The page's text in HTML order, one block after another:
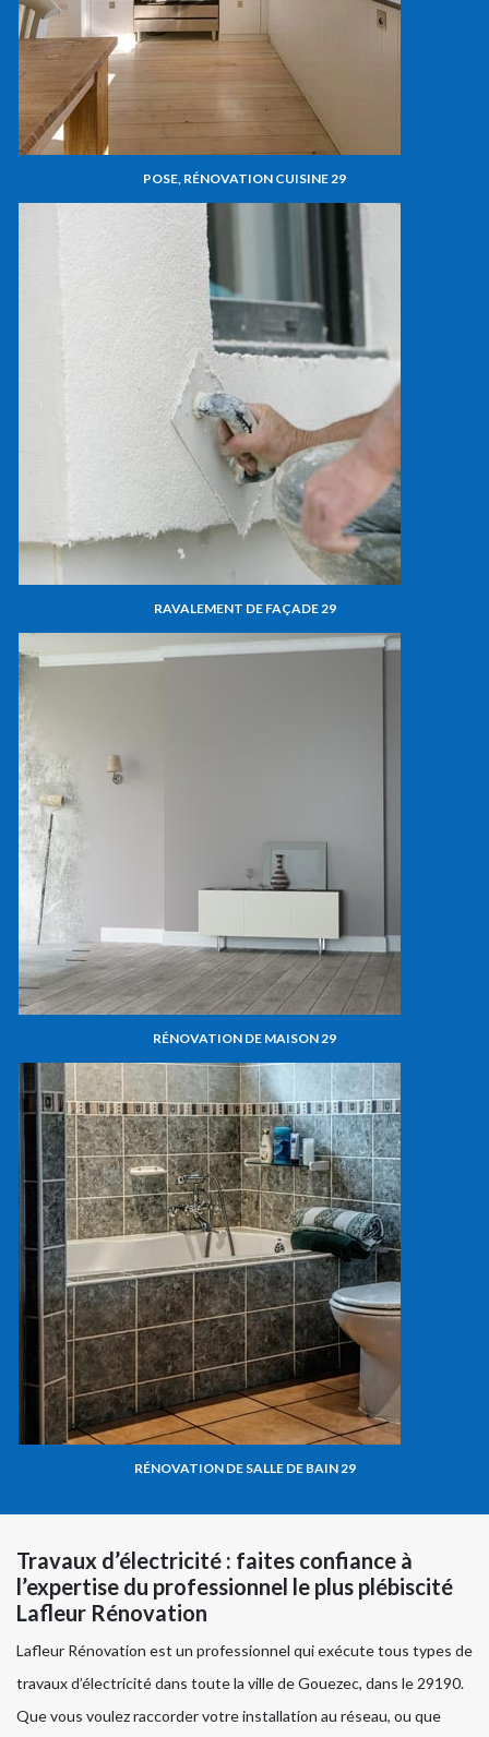
POSE, RÉNOVATION CUISINE 29
RAVALEMENT DE FAÇADE 29
RÉNOVATION DE MAISON 29
RÉNOVATION DE SALLE DE BAIN 29
Travaux d’électricité : faites confiance à
l’expertise du professionnel le plus plébiscité
Lafleur Rénovation
Lafleur Rénovation est un professionnel qui exécute tous types de
travaux d’électricité dans toute la ville de Gouezec, dans le 29190.
Que vous voulez raccorder votre installation au réseau, ou que